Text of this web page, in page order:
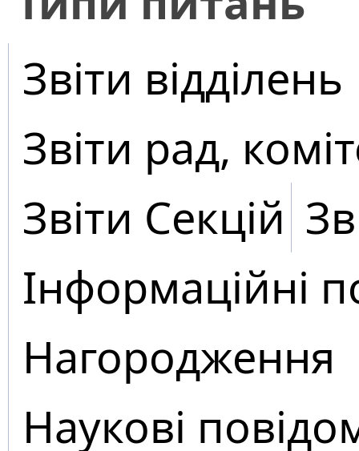
Звіти відділень
Звіти рад,
Звіти Секцій
Інформаційні
Нагородження
Наукові